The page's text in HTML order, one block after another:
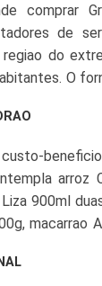
comprar
de
do
O
55 e
residentes na
arroz
900ml
macarrao